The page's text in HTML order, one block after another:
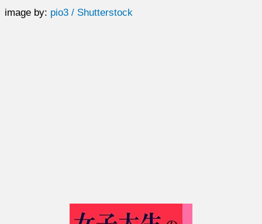
image by: pio3 / Shutterstock